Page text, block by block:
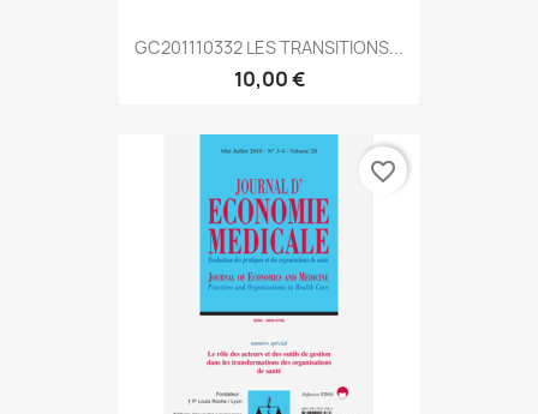
GC201110332 LES TRANSITIONS...
10,00 €
favorite_border